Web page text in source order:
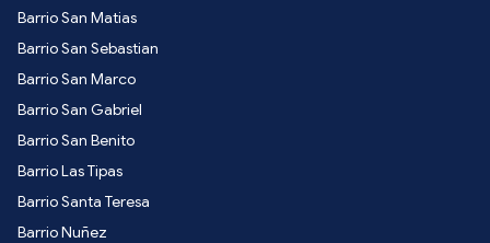
Barrio San Matias
Barrio San Sebastian
Barrio San Marco
Barrio San Gabriel
Barrio San Benito
Barrio Las Tipas
Barrio Santa Teresa
Barrio Nuñez